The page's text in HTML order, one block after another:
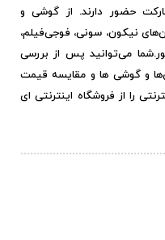
حضور دارند. از گوشی و
نیکون، سونی، فوجی‌فیلم،
شما می‌توانید پس از بررسی
و گوشی ها و مقایسه قیمت
را از فروشگاه اینترنتی ای